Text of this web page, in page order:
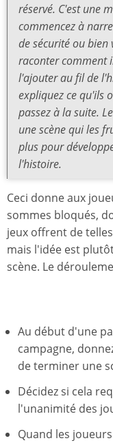
réservé. C'est une
commencez à
de sécurité ou bien
raconter comment
l'ajouter au fil de
expliquez ce qu'ils
passez à la suite.
une scène qui les
plus pour
l'histoire.
Ceci donne aux
sommes bloqués,
jeux offrent de
mais l'idée est
scène. Le
Au début d'une
campagne,
de terminer une
Décidez si cela
l'unanimité des
Quand les